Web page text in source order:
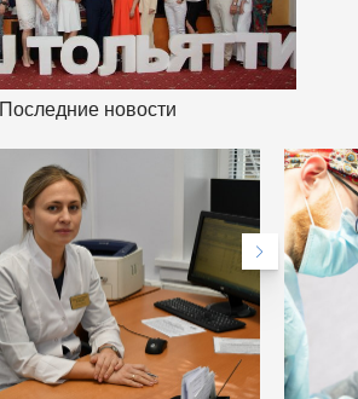
Последние новости